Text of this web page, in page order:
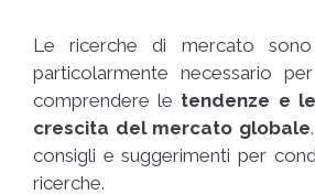
Le ricerche di mercato
particolarmente necessario
comprendere le tendenze e
crescita del mercato globale
consigli e suggerimenti per
ricerche.